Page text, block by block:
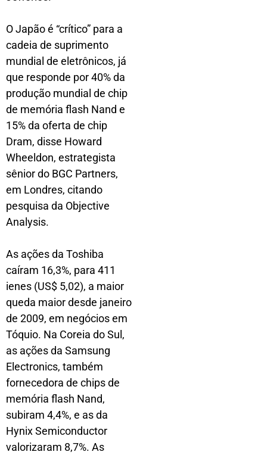
O Japão é “crítico” para a
cadeia de suprimento
mundial de eletrônicos, já
que responde por 40% da
produção mundial de chip
de memória flash Nand e
15% da oferta de chip
Dram, disse Howard
Wheeldon, estrategista
sênior do BGC Partners,
em Londres, citando
pesquisa da Objective
Analysis.
As ações da Toshiba
caíram 16,3%, para 411
ienes (US$ 5,02), a maior
queda maior desde janeiro
de 2009, em negócios em
Tóquio. Na Coreia do Sul,
as ações da Samsung
Electronics, também
fornecedora de chips de
memória flash Nand,
subiram 4,4%, e as da
Hynix Semiconductor
valorizaram 8,7%. As